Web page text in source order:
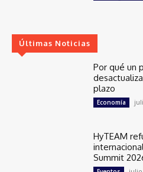
Últimas Noticias
Por qué un
plazo
Economía
HyTEAM
Summit